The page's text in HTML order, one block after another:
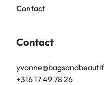
Contact
Contact
+316 17 49 78 26